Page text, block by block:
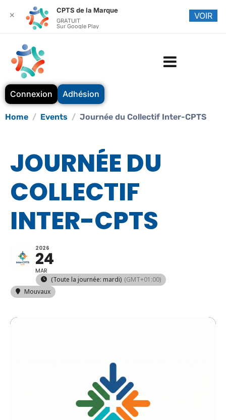
Connexion Adhésion
Home Events Journée du Collectif Inter-CPTS
JOURNÉE DU
COLLECTIF
INTER-CPTS
2026
24
MAR
(Toute la journée: mardi) (GMT+01:00)
Mouvaux
✕
CPTS de la Marque
GRATUIT
Sur Google Play
VOIR